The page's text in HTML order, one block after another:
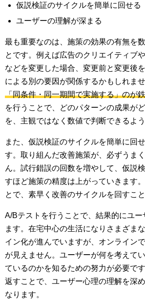
仮説検証のサイクルを簡単に回せる
ユーザーの理解が深まる
最も重要なのは、施策の効果の有無を
とです。例えば広告のクリエイティブ
などを変更した場合、変更前と変更後
による別の要因が関係するかもしれませ
「同条件・同一期間で実施する」のが
を行うことで、どのパターンの成果が
を、主観ではなく数値で判断できるよう
また、仮説検証のサイクルを簡単に回
す。取り組んだ改善施策が、必ずうま
ん。試行錯誤の回数を増やして、仮説
すほど施策の精度は上がっていきます
とで、素早く改善のサイクルを回すこと
A/Bテストを行うことで、結果的にユー
ます。在宅中心の生活になりさまざま
イン化が進んでいますが、オンライン
が見えません。ユーザーが何を考えて
ているのかを知るための努力が必要で
返すことで、ユーザー心理の理解を深
なります。